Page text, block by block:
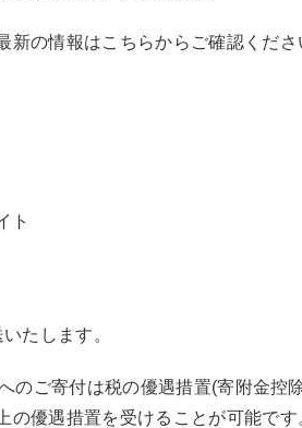
新の情報はこちらからご確認くださ
ト
たします。
のご寄付は税の優遇措置(寄附金控
の優遇措置を受けることが可能です